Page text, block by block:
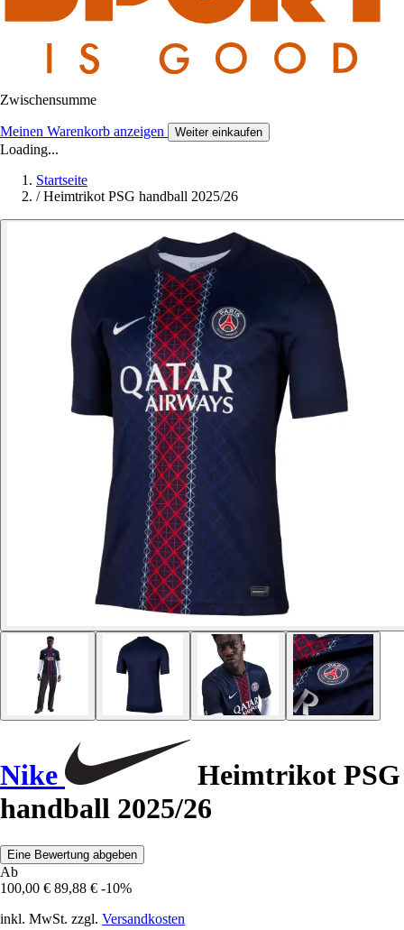
Zwischensumme
Meinen Warenkorb anzeigen Weiter einkaufen
Loading...
Startseite
/ Heimtrikot PSG handball 2025/26
Nike
Heimtrikot PSG
handball 2025/26
Eine Bewertung abgeben
Ab
100,00 € 89,88 € -10%
inkl. MwSt. zzgl. Versandkosten